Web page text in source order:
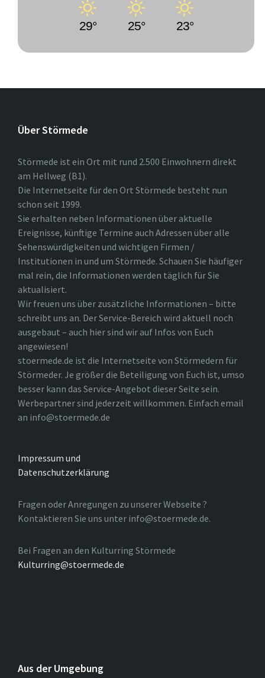
29° 25° 23°
Über Störmede
Störmede ist ein Ort mit rund 2.500 Einwohnern direkt
am Hellweg (B1).
Die Internetseite für den Ort Störmede besteht nun
schon seit 1999.
Sie erhalten neben Informationen über aktuelle
Ereignisse, künftige Termine auch Adressen über alle
Sehenswürdigkeiten und wichtigen Firmen /
Institutionen in und um Störmede. Schauen Sie häufiger
mal rein, die Informationen werden täglich für Sie
aktualisiert.
Wir freuen uns über zusätzliche Informationen – bitte
schreibt uns an. Der Service-Bereich wird aktuell noch
ausgebaut – auch hier sind wir auf Infos von Euch
angewiesen!
stoermede.de ist die Internetseite von Störmedern für
Störmeder. Je größer die Beteiligung von Euch ist, umso
besser kann das Service-Angebot dieser Seite sein.
Werbepartner sind jederzeit willkommen. Einfach email
an info@stoermede.de
Impressum und
Datenschutzerklärung
Fragen oder Anregungen zu unserer Webseite ?
Kontaktieren Sie uns unter info@stoermede.de.
Bei Fragen an den Kulturring Störmede
Kulturring@stoermede.de
Aus der Umgebung